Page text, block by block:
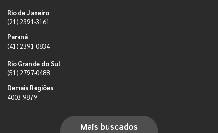
Rio de Janeiro
(21) 2391-3161
Paraná
(41) 2391-0834
Rio Grande do Sul
(51) 2797-0488
Demais Regiões
4003-9879
Mais buscados